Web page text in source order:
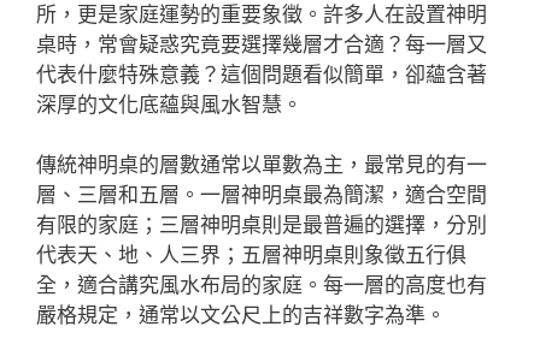
所，更是家庭運勢的重要象徵。許多人在設置神明
桌時，常會疑惑究竟要選擇幾層才合適？每一層又
代表什麼特殊意義？這個問題看似簡單，卻蘊含著
深厚的文化底蘊與風水智慧。
傳統神明桌的層數通常以單數為主，最常見的有一
層、三層和五層。一層神明桌最為簡潔，適合空間
有限的家庭；三層神明桌則是最普遍的選擇，分別
代表天、地、人三界；五層神明桌則象徵五行俱
全，適合講究風水布局的家庭。每一層的高度也有
嚴格規定，通常以文公尺上的吉祥數字為準。